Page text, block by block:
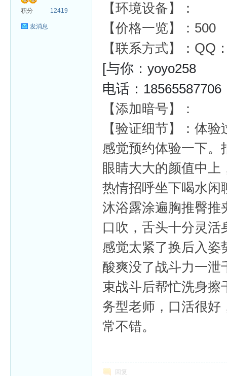
积分 12419
发消息
【环境设备】：
【价格一览】：500
【联系方式】： QQ
[与你：yoyo258
电话： 18565587706
【添加暗号】：
【验证细节】：体验
感觉预约体验一下。
眼睛大大的颜值中
热情招呼坐下喝水闲
沐浴露涂遍胸推臀推
口吹，舌头十分灵
感觉太紧了换后入姿
酸爽没了战斗力一泄
束战斗后帮忙洗身擦
务型老师，口活很好
常不错。
回复